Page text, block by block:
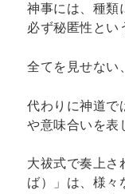
神事には、種類
必ず秘匿性とい
全てを見せない
代わりに神道で
や意味合いを表
大祓式で奏上さ
ば）」は、様々